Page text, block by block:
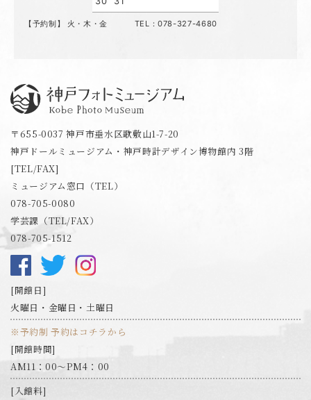
【予約制】 火・木・金 TEL：078-327-4680
〒655-0037 神戸市垂水区歌敷山1-7-20
神戸ドールミュージアム・神戸時計デザイン博物館内 3階
[TEL/FAX]
ミュージアム窓口（TEL）
078-705-0080
学芸課（TEL/FAX）
078-705-1512
開館日
火曜日・金曜日・土曜日
※予約制 予約はコチラから
開館時間
AM11：00～PM4：00
入館料